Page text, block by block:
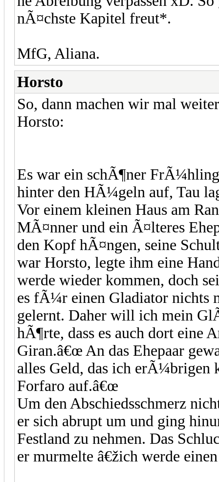
nÃ¤chste Kapitel freut*.
MfG, Aliana.
Horsto
So, dann machen wir mal
Horsto:
Es war ein schÃ¶ner
hinter den HÃ¼geln auf, Tau
Vor einem kleinen Haus am
MÃ¤nner und ein Ã¤lteres
den Kopf hÃ¤ngen, seine
war Horsto, legte ihm eine
werde wieder kommen, doch
es fÃ¼r einen Gladiator nichts
gelernt. Daher will ich mein
hÃ¶rte, dass es auch dort eine
Giran.â€œ An das Ehepaar
alles Geld, das ich erÃ¼brigen
Forfaro auf.â€œ
Um den Abschiedsschmerz
er sich abrupt um und ging
Festland zu nehmen. Das
er murmelte â€žich werde